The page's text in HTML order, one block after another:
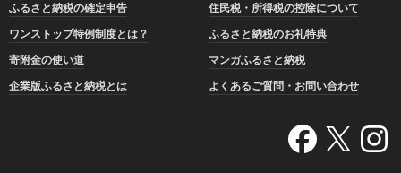
ふるさと納税の確定申告
住民税・所得税の控除について
ワンストップ特例制度とは？
ふるさと納税のお礼特典
寄附金の使い道
マンガふるさと納税
企業版ふるさと納税とは
よくあるご質問・お問い合わせ